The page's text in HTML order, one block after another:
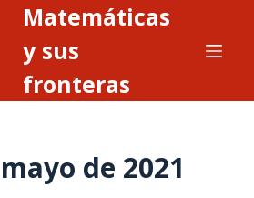
Matemáticas
y sus
fronteras
de 2021